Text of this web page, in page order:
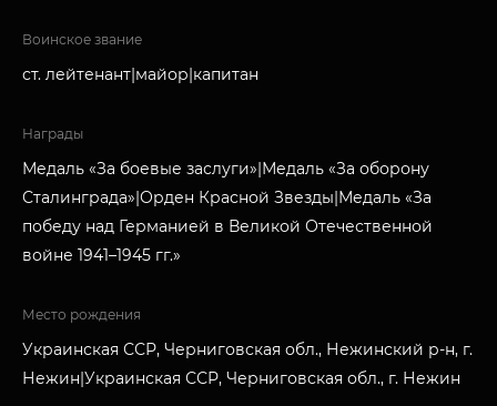
Воинское звание
ст. лейтенант|майор|капитан
Награды
Медаль «За боевые заслуги»|Медаль «За оборону
Сталинграда»|Орден Красной Звезды|Медаль «За
победу над Германией в Великой Отечественной
войне 1941–1945 гг.»
Место рождения
Украинская ССР, Черниговская обл., Нежинский р-н, г.
Нежин|Украинская ССР, Черниговская обл., г. Нежин